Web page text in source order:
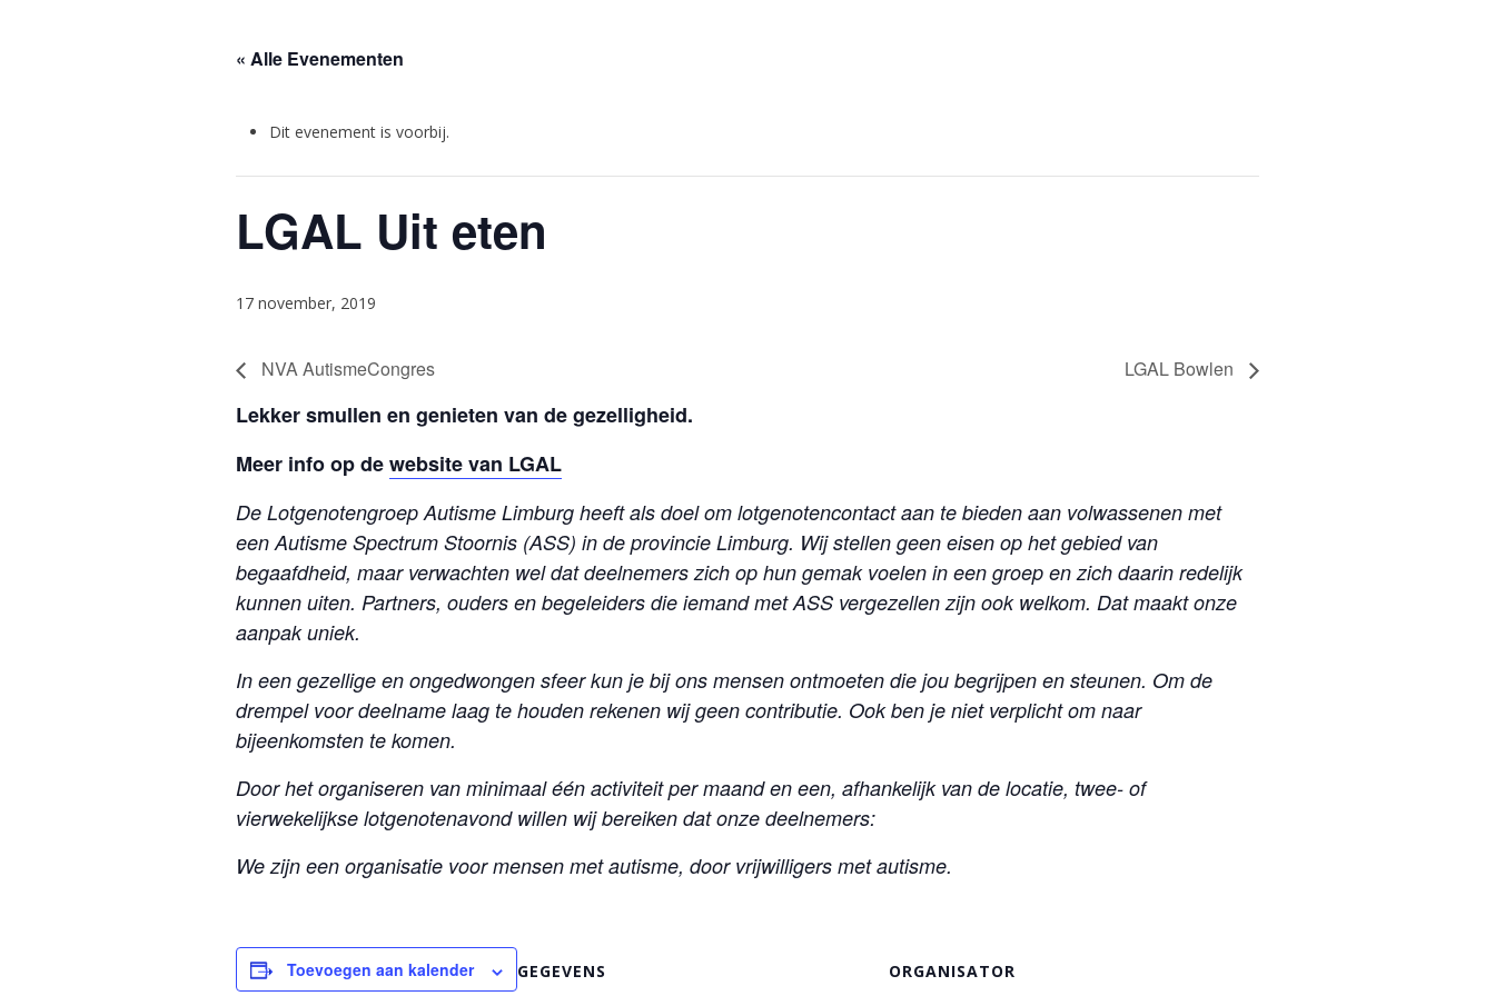
« Alle Evenementen
Dit evenement is voorbij.
LGAL Uit eten
17 november, 2019
NVA AutismeCongres LGAL Bowlen
Lekker smullen en genieten van de gezelligheid.
Meer info op dewebsite van LGAL
De Lotgenotengroep Autisme Limburg heeft als doel om lotgenotencontact aan te bieden aan volwassenen met
een Autisme Spectrum Stoornis (ASS) in de provincie Limburg. Wij stellen geen eisen op het gebied van
begaafdheid, maar verwachten wel dat deelnemers zich op hun gemak voelen in een groep en zich daarin redelijk
kunnen uiten. Partners, ouders en begeleiders die iemand met ASS vergezellen zijn ook welkom. Dat maakt onze
aanpak uniek.
In een gezellige en ongedwongen sfeer kun je bij ons mensen ontmoeten die jou begrijpen en steunen. Om de
drempel voor deelname laag te houden rekenen wij geen contributie. Ook ben je niet verplicht om naar
bijeenkomsten te komen.
Door het organiseren van minimaal één activiteit per maand en een, afhankelijk van de locatie, twee- of
vierwekelijkse lotgenotenavond willen wij bereiken dat onze deelnemers:
We zijn een organisatie voor mensen met autisme, door vrijwilligers met autisme.
Toevoegen aan kalender GEGEVENS ORGANISATOR